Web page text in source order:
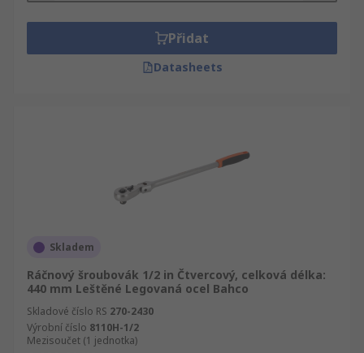
Přidat
Datasheets
Skladem
Ráčnový šroubovák 1/2 in Čtvercový, celková délka:
440 mm Leštěné Legovaná ocel Bahco
Skladové číslo RS 270-2430
Výrobní číslo 8110H-1/2
Mezisoučet (1 jednotka)